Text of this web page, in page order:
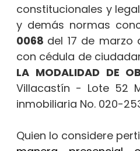
constitucionales y
y demás normas
0068 del 17 de marzo
con cédula de
LA MODALIDAD DE
Villacastín - Lote 52
inmobiliaria No. 020-
Quien lo considere